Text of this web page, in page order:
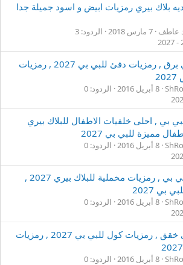
بلاك بيري رمزيات ابيض و اسود جميلة جدا
عاطف 7 مارس 2018
الردود: 3
رمزيات بلاك بيري برق , رمزيات دفئ للبي بي 2027 , رمزيات
8 أبريل 2016
الردود: 0
بي , احلى خلفيات الاطفال للبلاك بيري
8 أبريل 2016
الردود: 0
رمزيات ناعمه للبي بي , رمزيات مخملية للبلاك بيري 2027 ,
2027
8 أبريل 2016
الردود: 0
رمزيات بلاك بيري خقق , رمزيات كول للبي بي 2027 , رمزيات
8 أبريل 2016
الردود: 0